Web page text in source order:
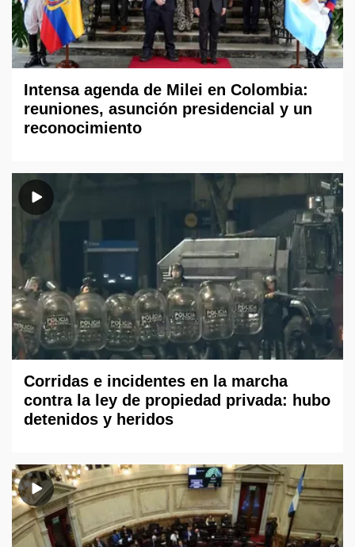
Intensa agenda de Milei en Colombia:
reuniones, asunción presidencial y un
reconocimiento
Corridas e incidentes en la marcha
contra la ley de propiedad privada: hubo
detenidos y heridos